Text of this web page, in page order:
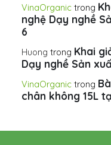
VinaOrganic trong
nghệ Dạy nghề
6
Huong trong Khai
Dạy nghề Sản
VinaOrganic trong
chân không 15L